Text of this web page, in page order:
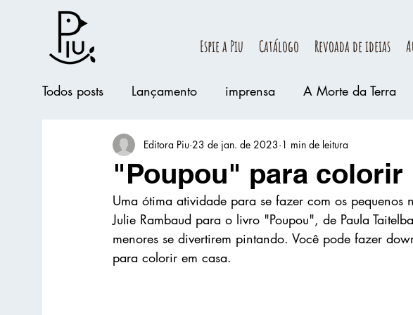
Espie a Piu Catálogo Revoada de ideias
Todos posts Lançamento imprensa A Morte da Terra
Cadê conteúdo
"Poupou" para colorir
Editora Piu 23 de jan. de 2023 1 min de leitura
Uma ótima atividade para se fazer com os pequenos
Julie Rambaud para o livro "Poupou", de Paula
menores se divertirem pintando. Você pode fazer
para colorir em casa.